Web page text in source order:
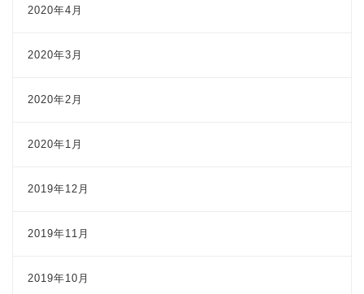
2020年4月
2020年3月
2020年2月
2020年1月
2019年12月
2019年11月
2019年10月